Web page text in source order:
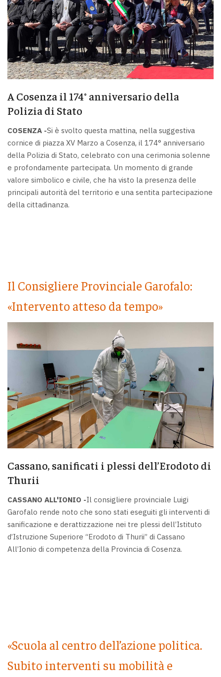
A Cosenza il 174° anniversario della
Polizia di Stato
COSENZA -Si è svolto questa mattina, nella suggestiva
cornice di piazza XV Marzo a Cosenza, il 174° anniversario
della Polizia di Stato, celebrato con una cerimonia solenne
e profondamente partecipata. Un momento di grande
valore simbolico e civile, che ha visto la presenza delle
principali autorità del territorio e una sentita partecipazione
della cittadinanza.
Il Consigliere Provinciale Garofalo:
«Intervento atteso da tempo»
Cassano, sanificati i plessi dell’Erodoto di
Thurii
CASSANO ALL'IONIO -Il consigliere provinciale Luigi
Garofalo rende noto che sono stati eseguiti gli interventi di
sanificazione e derattizzazione nei tre plessi dell’Istituto
d’Istruzione Superiore “Erodoto di Thurii” di Cassano
All’Ionio di competenza della Provincia di Cosenza.
«Scuola al centro dell’azione politica.
Subito interventi su mobilità e